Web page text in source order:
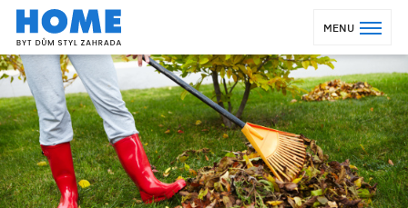
MENU